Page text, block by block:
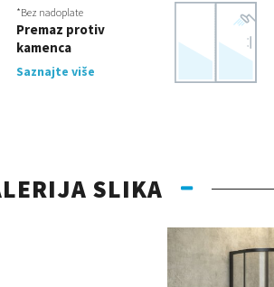
*Bez nadoplate
Premaz protiv
kamenca
Saznajte više
SLIKA